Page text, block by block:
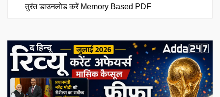
तुरंत डाउनलोड करें Memory Based PDF